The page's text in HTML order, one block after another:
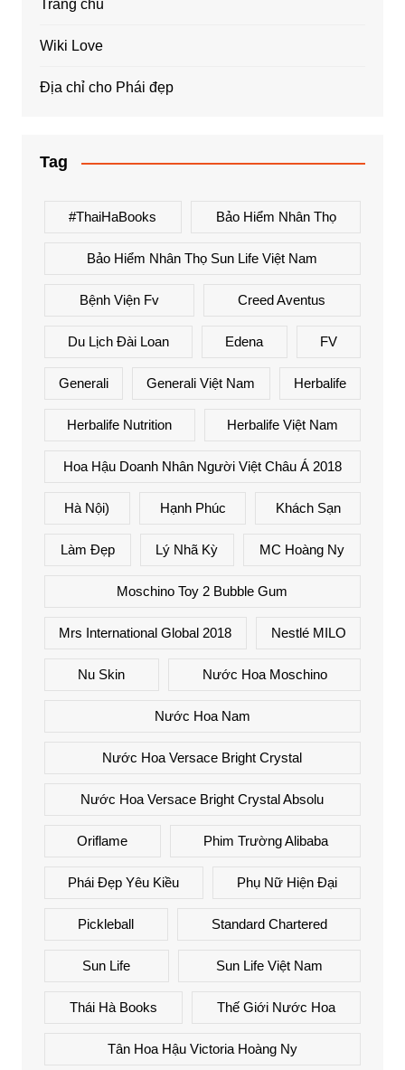
Trang chủ
Wiki Love
Địa chỉ cho Phái đẹp
Tag
#ThaiHaBooks Bảo Hiểm Nhân Thọ
Bảo Hiểm Nhân Thọ Sun Life Việt Nam
Bệnh Viện Fv Creed Aventus
Du Lịch Đài Loan Edena FV
Generali Generali Việt Nam Herbalife
Herbalife Nutrition Herbalife Việt Nam
Hoa Hậu Doanh Nhân Người Việt Châu Á 2018
Hà Nội) Hạnh Phúc Khách Sạn
Làm Đẹp Lý Nhã Kỳ MC Hoàng Ny
Moschino Toy 2 Bubble Gum
Mrs International Global 2018 Nestlé MILO
Nu Skin Nước Hoa Moschino
Nước Hoa Nam
Nước Hoa Versace Bright Crystal
Nước Hoa Versace Bright Crystal Absolu
Oriflame Phim Trường Alibaba
Phái Đẹp Yêu Kiều Phụ Nữ Hiện Đại
Pickleball Standard Chartered
Sun Life Sun Life Việt Nam
Thái Hà Books Thế Giới Nước Hoa
Tân Hoa Hậu Victoria Hoàng Ny